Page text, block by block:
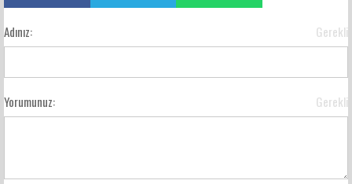
Adınız: Gerekli
Yorumunuz: Gerekli